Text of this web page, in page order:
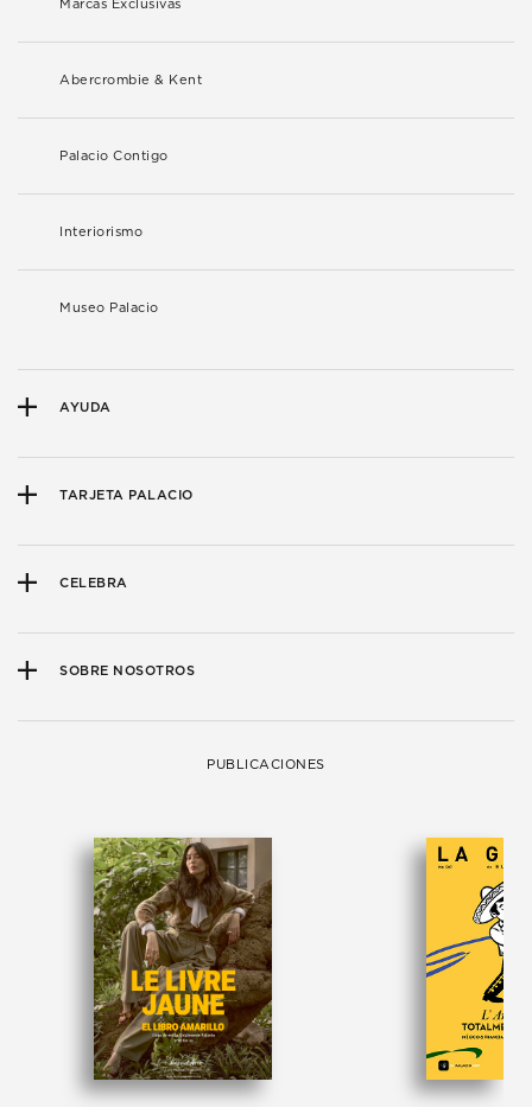
Marcas Exclusivas
Abercrombie & Kent
Palacio Contigo
Interiorismo
Museo Palacio
AYUDA
TARJETA PALACIO
CELEBRA
SOBRE NOSOTROS
PUBLICACIONES